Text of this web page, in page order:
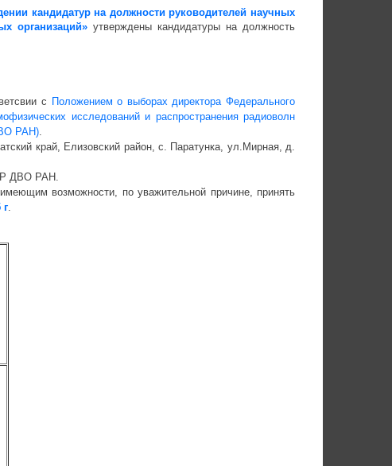
кандидатур на должности руководителей научных
организаций» утверждены кандидатуры на должность
с Положением о выборах директора Федерального
исследований и распространения радиоволн
РАН)
край, Елизовский район, c. Паратунка, ул.Мирная, д.
ДВО РАН.
возможности, по уважительной причине, принять
г